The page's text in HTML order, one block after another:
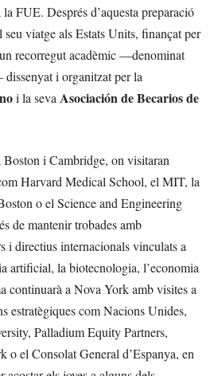
FUE. Després d’aquesta preparació
viatge als Estats Units, finançat per
recorregut acadèmic —denominat
i organitzat per la
i la sevaAsociación de Becarios de
i Cambridge, on visitaran
Harvard Medical School, el MIT, la
o el Science and Engineering
de mantenir trobades amb
i directius internacionals vinculats a
artificial, la biotecnologia, l’economia
continuarà a Nova York amb visites a
estratègiques com Nacions Unides,
Palladium Equity Partners,
o el Consolat General d’Espanya, en